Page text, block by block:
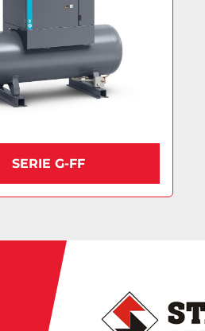
SERIE G-FF